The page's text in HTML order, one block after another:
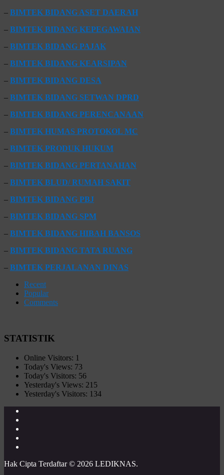
– BIMTEK BIDANG ASET DAERAH
– BIMTEK BIDANG KEPEGAWAIAN
– BIMTEK BIDANG PAJAK
– BIMTEK BIDANG KEARSIPAN
– BIMTEK BIDANG DESA
– BIMTEK BIDANG SETWAN DPRD
– BIMTEK BIDANG PERENCANAAN
– BIMTEK HUMAS PROTOKOL MC
– BIMTEK PRODUK HUKUM
– BIMTEK BIDANG PERTANAHAN
– BIMTEK BLUD/ RUMAH SAKIT
– BIMTEK BIDANG PBJ
– BIMTEK BIDANG SPM
– BIMTEK BIDANG HIBAH BANSOS
– BIMTEK BIDANG TATA RUANG
– BIMTEK PERJALANAN DINAS
Recent
Popular
Comments
STATISTIK
Online Visitors: 1
Today's Views: 73
Today's Visitors: 56
Yesterday's Views: 215
Yesterday's Visitors: 134
Hak Cipta Terdaftar © 2026 LEDIKNAS.